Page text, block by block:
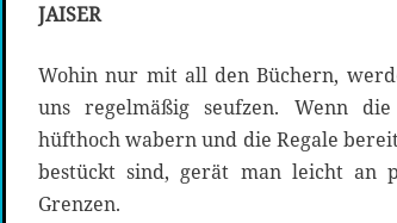
JAISER
Wohin nur mit all den Büchern,
uns regelmäßig seufzen. Wenn
hüfthoch wabern und die Regale
bestückt sind, gerät man leicht an
Grenzen.